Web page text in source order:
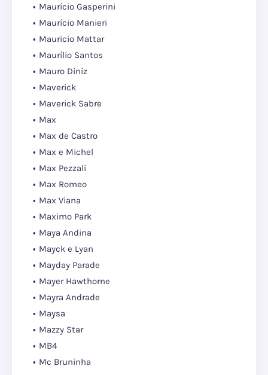
Maurício Gasperini
Maurício Manieri
Mauricio Mattar
Maurílio Santos
Mauro Diniz
Maverick
Maverick Sabre
Max
Max de Castro
Max e Michel
Max Pezzali
Max Romeo
Max Viana
Maximo Park
Maya Andina
Mayck e Lyan
Mayday Parade
Mayer Hawthorne
Mayra Andrade
Maysa
Mazzy Star
MB4
Mc Bruninha